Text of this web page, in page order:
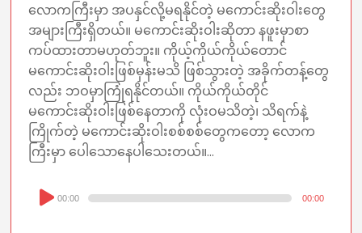
လောကကြီးမှာ အပနှင်လို့မရနိုင်တဲ့ မကောင်းဆိုးဝါးတွေ
အများကြီးရှိတယ်။ မကောင်းဆိုးဝါးဆိုတာ နဖူးမှာစာ
ကပ်ထားတာမဟုတ်ဘူး။ ကိုယ့်ကိုယ်ကိုယ်တောင်
မကောင်းဆိုးဝါးဖြစ်မှန်းမသိ ဖြစ်သွားတဲ့ အခိုက်တန့်တွေ
လည်း ဘဝမှာကြုံရနိုင်တယ်။ ကိုယ်ကိုယ်တိုင်
မကောင်းဆိုးဝါးဖြစ်နေတာကို လုံးဝမသိတဲ့၊ သိရက်နဲ့
ကြိုက်တဲ့ မကောင်းဆိုးဝါးစစ်စစ်တွေကတော့ လောက
ကြီးမှာ ပေါသောနေပါသေးတယ်။...
Audio
Player
00:00 00:00